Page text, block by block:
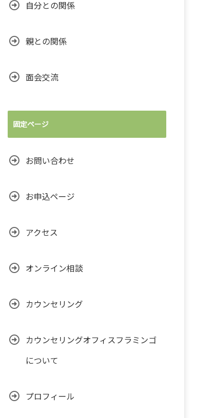
自分との関係
親との関係
面会交流
固定ページ
お問い合わせ
お申込ページ
アクセス
オンライン相談
カウンセリング
カウンセリングオフィスフラミンゴ
について
プロフィール